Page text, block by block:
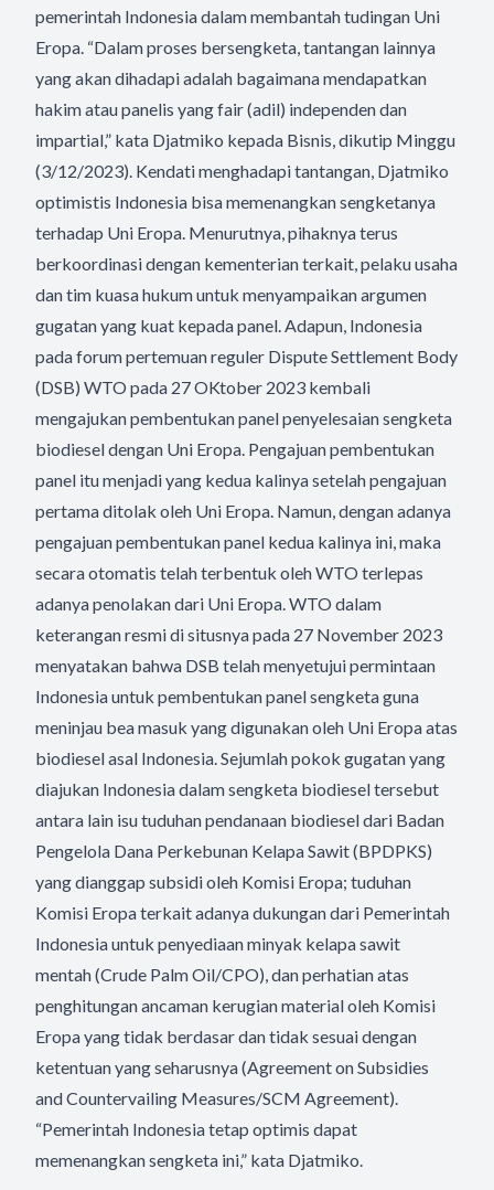
pemerintah Indonesia dalam membantah tudingan Uni
Eropa. “Dalam proses bersengketa, tantangan lainnya
yang akan dihadapi adalah bagaimana mendapatkan
hakim atau panelis yang fair (adil) independen dan
impartial,” kata Djatmiko kepada Bisnis, dikutip Minggu
(3/12/2023). Kendati menghadapi tantangan, Djatmiko
optimistis Indonesia bisa memenangkan sengketanya
terhadap Uni Eropa. Menurutnya, pihaknya terus
berkoordinasi dengan kementerian terkait, pelaku usaha
dan tim kuasa hukum untuk menyampaikan argumen
gugatan yang kuat kepada panel. Adapun, Indonesia
pada forum pertemuan reguler Dispute Settlement Body
(DSB) WTO pada 27 OKtober 2023 kembali
mengajukan pembentukan panel penyelesaian sengketa
biodiesel dengan Uni Eropa. Pengajuan pembentukan
panel itu menjadi yang kedua kalinya setelah pengajuan
pertama ditolak oleh Uni Eropa. Namun, dengan adanya
pengajuan pembentukan panel kedua kalinya ini, maka
secara otomatis telah terbentuk oleh WTO terlepas
adanya penolakan dari Uni Eropa. WTO dalam
keterangan resmi di situsnya pada 27 November 2023
menyatakan bahwa DSB telah menyetujui permintaan
Indonesia untuk pembentukan panel sengketa guna
meninjau bea masuk yang digunakan oleh Uni Eropa atas
biodiesel asal Indonesia. Sejumlah pokok gugatan yang
diajukan Indonesia dalam sengketa biodiesel tersebut
antara lain isu tuduhan pendanaan biodiesel dari Badan
Pengelola Dana Perkebunan Kelapa Sawit (BPDPKS)
yang dianggap subsidi oleh Komisi Eropa; tuduhan
Komisi Eropa terkait adanya dukungan dari Pemerintah
Indonesia untuk penyediaan minyak kelapa sawit
mentah (Crude Palm Oil/CPO), dan perhatian atas
penghitungan ancaman kerugian material oleh Komisi
Eropa yang tidak berdasar dan tidak sesuai dengan
ketentuan yang seharusnya (Agreement on Subsidies
and Countervailing Measures/SCM Agreement).
“Pemerintah Indonesia tetap optimis dapat
memenangkan sengketa ini,” kata Djatmiko.